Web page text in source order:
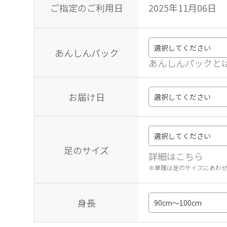
ご指定のご利用日 2025年11月06日
あんしんパック
あんしんパックと
お届け日
足のサイズ 詳細はこちら
※草履は足のサイズにあわせ
身長